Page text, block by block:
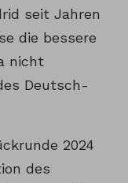
seit Jahren
die bessere
nicht
Deutsch-
2024
des